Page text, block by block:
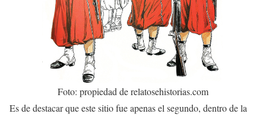
Foto: propiedad de relatosehistorias.com
Es de destacar que este sitio fue apenas el segundo, dentro de la